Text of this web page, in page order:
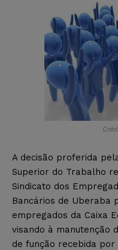
A decisão proferida
Superior do Trabalho
Sindicato dos
Bancários de Uberaba
empregados da Caixa
visando à manutenção
de função recebida por